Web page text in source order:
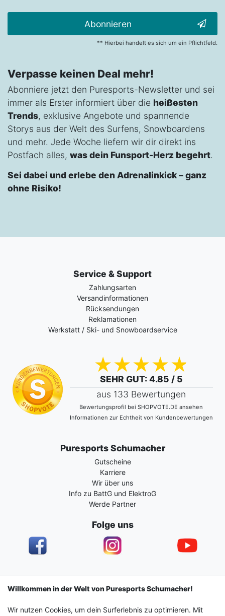
Abonnieren
** Hierbei handelt es sich um ein Pflichtfeld.
Verpasse keinen Deal mehr!
Abonniere jetzt den Puresports-Newsletter und sei
immer als Erster informiert über die heißesten
Trends, exklusive Angebote und spannende
Storys aus der Welt des Surfens, Snowboardens
und mehr. Jede Woche liefern wir dir direkt ins
Postfach alles, was dein Funsport-Herz begehrt.
Sei dabei und erlebe den Adrenalinkick – ganz
ohne Risiko!
Service & Support
Zahlungsarten
Versandinformationen
Rücksendungen
Reklamationen
Werkstatt / Ski- und Snowboardservice
SEHR GUT: 4.85 / 5
aus 133 Bewertungen
Bewertungsprofil bei SHOPVOTE.DE ansehen
Informationen zur Echtheit von Kundenbewertungen
Puresports Schumacher
Gutscheine
Karriere
Wir über uns
Info zu BattG und ElektroG
Werde Partner
Folge uns
Impressum Daten­schutz­erklärung AGB
Willkommen in der Welt von Puresports Schumacher!
Wir nutzen Cookies, um dein Surferlebnis zu optimieren. Mit